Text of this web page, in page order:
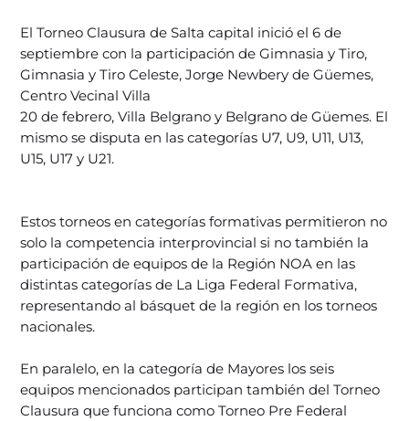
El Torneo Clausura de Salta capital inició el 6 de
septiembre con la participación de Gimnasia y Tiro,
Gimnasia y Tiro Celeste, Jorge Newbery de Güemes,
Centro Vecinal Villa
20 de febrero, Villa Belgrano y Belgrano de Güemes. El
mismo se disputa en las categorías U7, U9, U11, U13,
U15, U17 y U21.
Estos torneos en categorías formativas permitieron no
solo la competencia interprovincial si no también la
participación de equipos de la Región NOA en las
distintas categorías de La Liga Federal Formativa,
representando al básquet de la región en los torneos
nacionales.
En paralelo, en la categoría de Mayores los seis
equipos mencionados participan también del Torneo
Clausura que funciona como Torneo Pre Federal